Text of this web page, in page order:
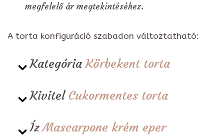
megfelelő ár megtekintéséhez.
A torta konfiguráció szabadon változtatható:
KategóriaKörbekent torta
Kivitel Cukormentes torta
ÍzMascarpone krém eper